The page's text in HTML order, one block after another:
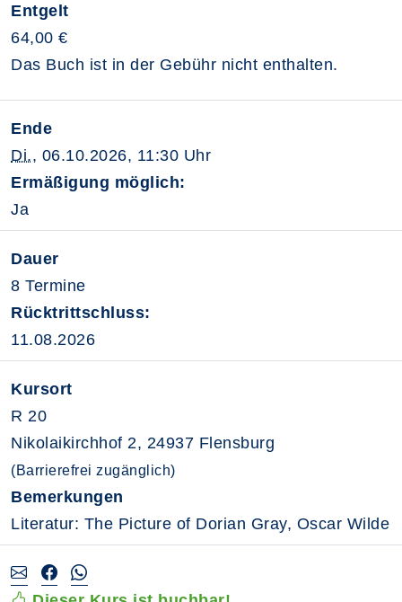
Entgelt
64,00 €
Das Buch ist in der Gebühr nicht enthalten.
Ende
Di., 06.10.2026, 11:30 Uhr
Ermäßigung möglich:
Ja
Dauer
8 Termine
Rücktrittschluss:
11.08.2026
Kursort
R 20
Nikolaikirchhof 2, 24937 Flensburg
(Barrierefrei zugänglich)
Bemerkungen
Literatur: The Picture of Dorian Gray, Oscar Wilde